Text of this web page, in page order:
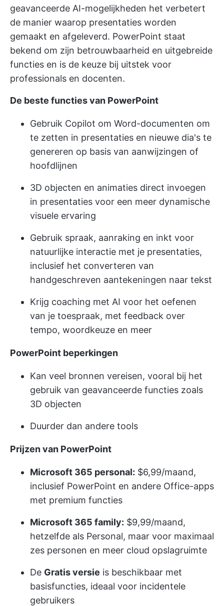
geavanceerde AI-mogelijkheden het verbetert
de manier waarop presentaties worden
gemaakt en afgeleverd. PowerPoint staat
bekend om zijn betrouwbaarheid en uitgebreide
functies en is de keuze bij uitstek voor
professionals en docenten.
De beste functies van PowerPoint
Gebruik Copilot om Word-documenten om
te zetten in presentaties en nieuwe dia's te
genereren op basis van aanwijzingen of
hoofdlijnen
3D objecten en animaties direct invoegen
in presentaties voor een meer dynamische
visuele ervaring
Gebruik spraak, aanraking en inkt voor
natuurlijke interactie met je presentaties,
inclusief het converteren van
handgeschreven aantekeningen naar tekst
Krijg coaching met AI voor het oefenen
van je toespraak, met feedback over
tempo, woordkeuze en meer
PowerPoint beperkingen
Kan veel bronnen vereisen, vooral bij het
gebruik van geavanceerde functies zoals
3D objecten
Duurder dan andere tools
Prijzen van PowerPoint
Microsoft 365 personal: $6,99/maand,
inclusief PowerPoint en andere Office-apps
met premium functies
Microsoft 365 family: $9,99/maand,
hetzelfde als Personal, maar voor maximaal
zes personen en meer cloud opslagruimte
De Gratis versie is beschikbaar met
basisfuncties, ideaal voor incidentele
gebruikers